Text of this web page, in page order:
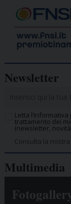
Newsletter
Letta
trattamento dei
(newsletter,
Consulta la nostra
Multimedia